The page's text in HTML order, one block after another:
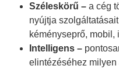
Széleskörű – a cég
nyújtja
kéményseprő, mobil,
Intelligens –
elintézéséhez